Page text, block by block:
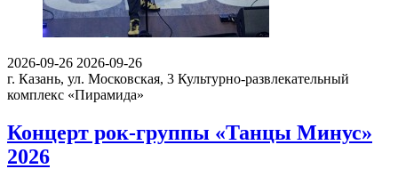
2026-09-26 2026-09-26
г. Казань, ул. Московская, 3 Культурно-развлекательный
комплекс «Пирамида»
Концерт рок-группы «Танцы Минус»
2026